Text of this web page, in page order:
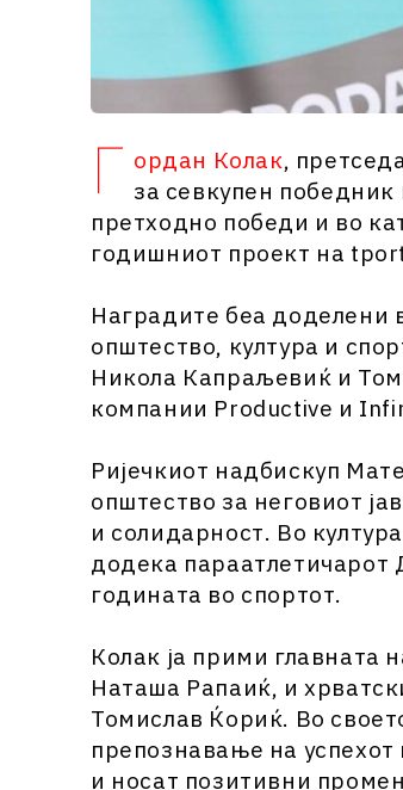
Г ордан Колак,
за севкупен
претходно победи и во
годишниот проект на
Наградите беа доделени
општество, култура и
Никола Капраљевиќ и
компании Productive и
Ријечкиот надбискуп
општество за неговиот
и солидарност. Во
додека параатлетичарот
годината во спортот.
Колак ја прими главната
Наташа Рапаиќ, и
Томислав Ќориќ. Во
препознавање на
и носат позитивни